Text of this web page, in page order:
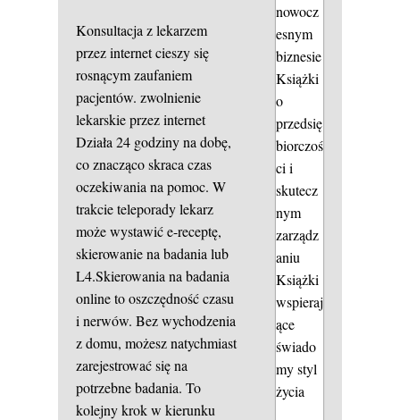
Konsultacja z lekarzem
przez internet cieszy się
rosnącym zaufaniem
pacjentów. zwolnienie
lekarskie przez internet
Działa 24 godziny na dobę,
co znacząco skraca czas
oczekiwania na pomoc. W
trakcie teleporady lekarz
może wystawić e-receptę,
skierowanie na badania lub
L4.Skierowania na badania
online to oszczędność czasu
i nerwów. Bez wychodzenia
z domu, możesz natychmiast
zarejestrować się na
potrzebne badania. To
kolejny krok w kierunku
nowocz
esnym
biznesie
Książki
o
przedsię
biorczoś
ci i
skutecz
nym
zarządz
aniu
Książki
wspieraj
ące
świado
my styl
życia